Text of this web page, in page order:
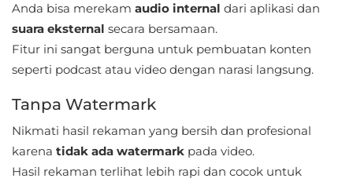
Vehicles
Beauty
Books
&
Anda bisa merekam audio internal dari aplikasi dan
suara eksternal secara bersamaan.
Fitur ini sangat berguna untuk pembuatan konten
seperti podcast atau video dengan narasi langsung.
Tanpa Watermark
Nikmati hasil rekaman yang bersih dan profesional
karena tidak ada watermark pada video.
Hasil rekaman terlihat lebih rapi dan cocok untuk